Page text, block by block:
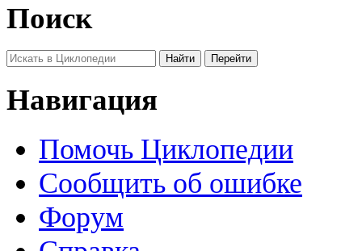
Поиск
Навигация
Помочь Циклопедии
Сообщить об ошибке
Форум